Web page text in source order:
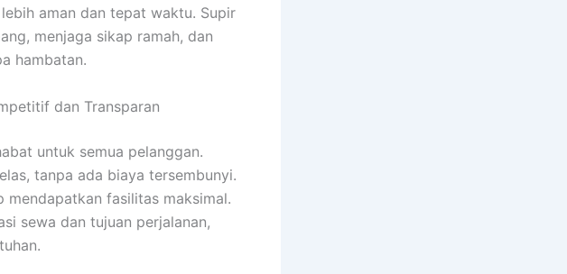
aman dan tepat waktu. Supir
menjaga sikap ramah, dan
hambatan.
dan Transparan
untuk semua pelanggan.
tanpa ada biaya tersembunyi.
fasilitas maksimal.
sewa dan tujuan perjalanan,